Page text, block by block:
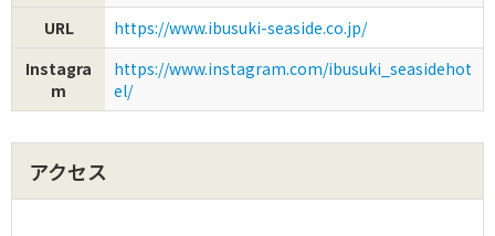
URL
https://www.ibusuki-seaside.co.jp/
Instagra
m
https://www.instagram.com/ibusuki_seasidehot
el/
アクセス